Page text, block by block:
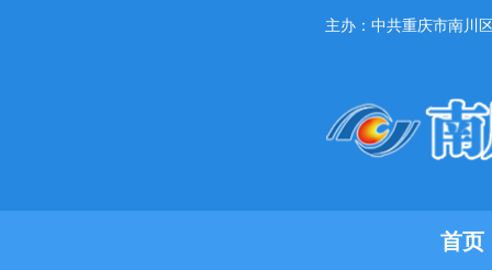
主办：中共重庆市南川
首页